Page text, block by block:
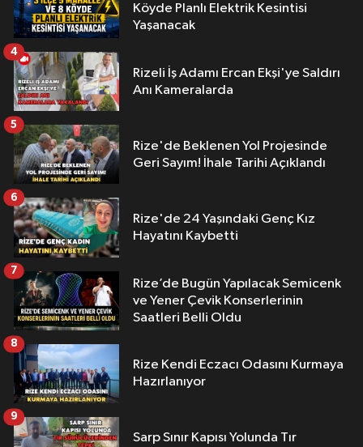
Köyde Planlı Elektrik Kesintisi
Yaşanacak
Rizeli İş Adamı Ercan Ekşi'ye Saldırı
Anı Kameralarda
4
Rize'de Beklenen Yol Projesinde
Geri Sayım! İhale Tarihi Açıklandı
5
Rize'de 24 Yaşındaki Genç Kız
Hayatını Kaybetti
6
Rize’de Bugün Yapılacak Semicenk
ve Yener Çevik Konserlerinin
Saatleri Belli Oldu
7
Rize Kendi Eczacı Odasını Kurmaya
Hazırlanıyor
8
Sarp Sınır Kapısı Yolunda Tır
9